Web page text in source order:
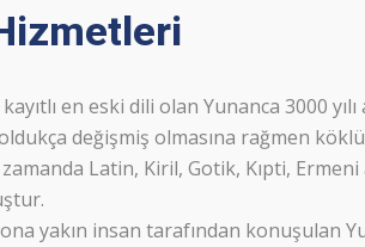
en eski dili olan Yunanca 3000
değişmiş olmasına rağmen
Latin, Kiril, Gotik, Kıpti,
yakın insan tarafından konuşulan